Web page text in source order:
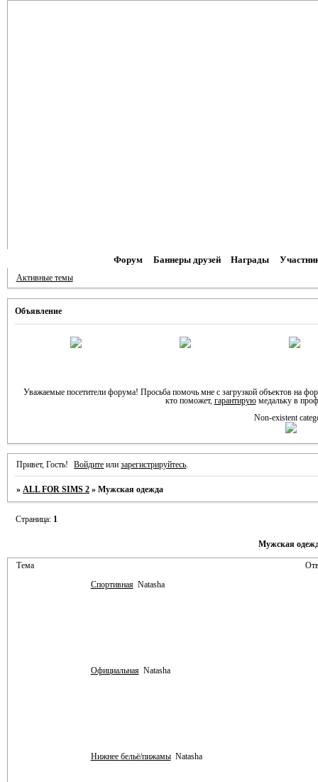
Форум Баннеры друзей Награды
Активные темы
Объявление
Уважаемые посетители форума! Просьба помочь мне с загрузкой объектов на
кто поможет, гарантируюмедальку в
Non-existent
Привет, Гость! Войдите илизарегистрируйтесь
» ALL FOR SIMS 2 »Мужская одежда
Мужская
Страница: 1
Тема
Спортивная Natasha
Официальная Natasha
Нижнее бельё/пижамы Natasha